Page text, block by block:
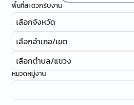
พื้นที่สะดวกรับงาน
เลือกจังหวัด
เลือกอำเภอ/เขต
เลือกตำบล/แขวง
หมวดหมู่งาน